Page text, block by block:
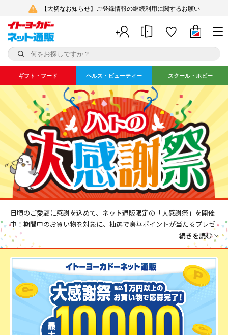
【大切なお知らせ】ご登録情報の継続利用に関するお願い
ギフト・フード ヘルス・ビューティー スクール・ホビー
ハトの大感謝祭
日頃のご愛顧に感謝を込めて、ネット通販限定の「大感謝祭」を開催
中！ 期間中のお買い物を対象に、抽選で豪華ポイントが当たるプレゼ
ントキャンペーンを実施中。
いつも使っているお気に入りのリピート品や、気になっていた話題の
商品、まとめ買いなど、この機会のショッピングが大変お得です。エ
ントリーやお買い物の詳細を今すぐチェックして、大量ポイント獲得
のチャンスを掴みましょう！